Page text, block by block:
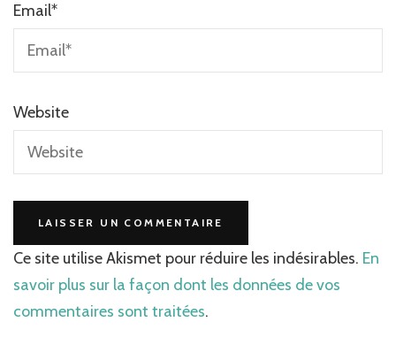
Email*
Website
Ce site utilise Akismet pour réduire les indésirables. En
savoir plus sur la façon dont les données de vos
commentaires sont traitées.